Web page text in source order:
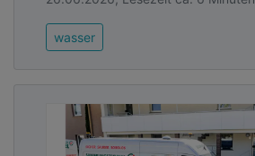
wasser